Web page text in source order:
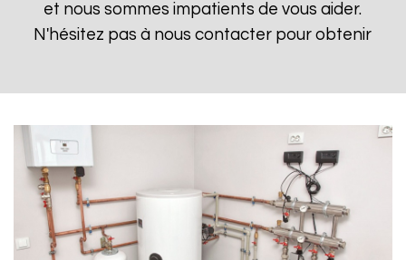
et nous sommes impatients de vous aider.
N'hésitez pas à nous contacter pour obtenir